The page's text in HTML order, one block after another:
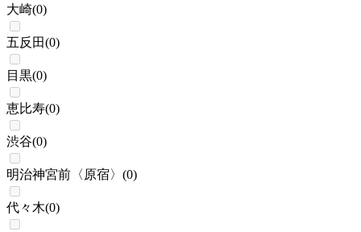
大崎(0)
五反田(0)
目黒(0)
恵比寿(0)
渋谷(0)
明治神宮前〈原宿〉 (0)
代々木(0)